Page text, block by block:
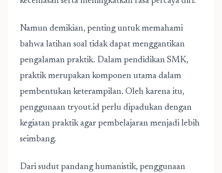
Namun demikian, penting untuk memahami
bahwa latihan soal tidak dapat menggantikan
pengalaman praktik. Dalam pendidikan SMK,
praktik merupakan komponen utama dalam
pembentukan keterampilan. Oleh karena itu,
penggunaan tryout.id perlu dipadukan dengan
kegiatan praktik agar pembelajaran menjadi lebih
seimbang.
Dari sudut pandang humanistik, penggunaan